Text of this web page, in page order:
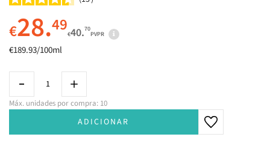
€28.49€40.70
PVPR
€189.93/100ml
Máx. unidades por compra: 10
ADICIONAR